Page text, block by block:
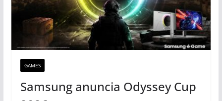
GAMES
Samsung anuncia Odyssey Cup